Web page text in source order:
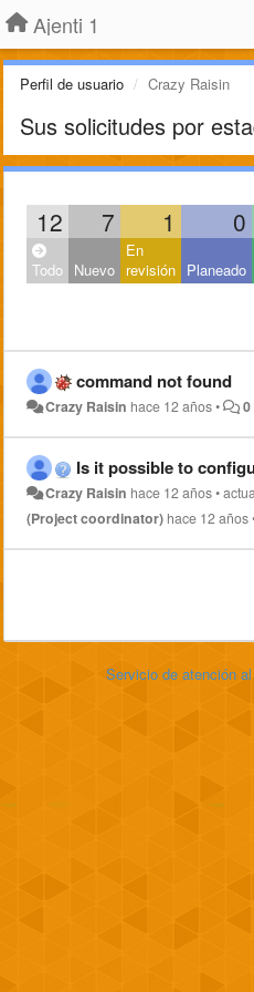
Ajenti 1
Perfil de usuario Crazy Raisin
Sus solicitudes por
12 7 1 0
Todo Nuevo
En
revisión Planeado
command not found
Crazy Raisin hace 12 años• 0
Is it possible to configure vsftpd later
Crazy Raisin hace 12 años•
(Project coordinator) hace 12 años
Servicio de atención